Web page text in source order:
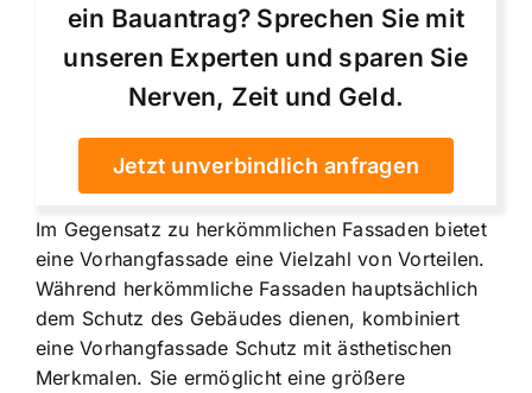
ein Bauantrag? Sprechen Sie mit
unseren Experten und sparen Sie
Nerven, Zeit und Geld.
Jetzt unverbindlich anfragen
Im Gegensatz zu herkömmlichen Fassaden bietet
eine Vorhangfassade eine Vielzahl von Vorteilen.
Während herkömmliche Fassaden hauptsächlich
dem Schutz des Gebäudes dienen, kombiniert
eine Vorhangfassade Schutz mit ästhetischen
Merkmalen. Sie ermöglicht eine größere